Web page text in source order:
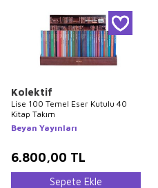
Kolektif
Lise 100 Temel Eser Kutulu 40
Kitap Takım
Beyan Yayınları
6.800,00 TL
Sepete Ekle